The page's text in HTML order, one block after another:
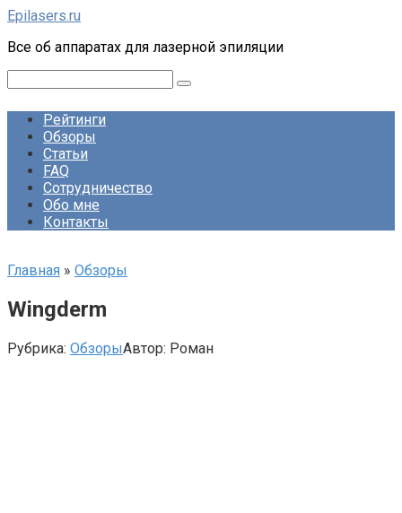
Перейти
контенту
Epilasers.ru
Все об аппаратах для лазерной эпиляции
Рейтинги
Обзоры
Статьи
FAQ
Сотрудничество
Обо мне
Контакты
Главная » Обзоры
Wingderm
Рубрика: ОбзорыАвтор: Роман